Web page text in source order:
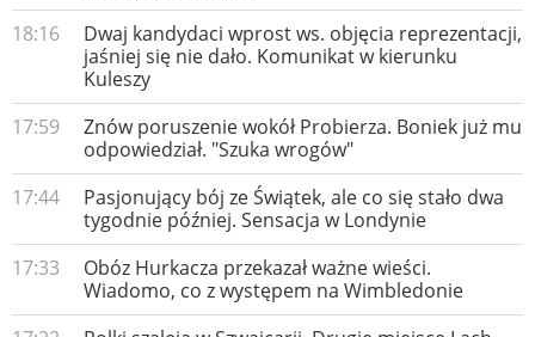
18:16
Dwaj kandydaci wprost ws. objęcia reprezentacji,
jaśniej się nie dało. Komunikat w kierunku
Kuleszy
17:59
Znów poruszenie wokół Probierza. Boniek już mu
odpowiedział. "Szuka wrogów"
17:44
Pasjonujący bój ze Świątek, ale co się stało dwa
tygodnie później. Sensacja w Londynie
17:33
Obóz Hurkacza przekazał ważne wieści.
Wiadomo, co z występem na Wimbledonie